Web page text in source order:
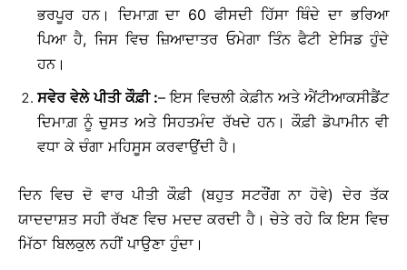
ਭਰਪੂਰ ਹਨ। ਦਿਮਾਗ਼ ਦਾ 60 ਫੀਸਦੀ ਹਿੱਸਾ ਥਿੰਦੇ ਦਾ ਭਰਿਆ
ਪਿਆ ਹੈ, ਜਿਸ ਵਿਚ ਜ਼ਿਆਦਾਤਰ ਓਮੇਗਾ ਤਿੰਨ ਫੈਟੀ ਏਸਿਡ ਹੁੰਦੇ
ਹਨ।
ਸਵੇਰ ਵੇਲੇ ਪੀਤੀ ਕੌਫ਼ੀ:– ਇਸ ਵਿਚਲੀ ਕੇਫ਼ੀਨ ਅਤੇ ਐਂਟੀਆਕਸੀਡੈਂਟ
ਦਿਮਾਗ਼ ਨੂੰ ਚੁਸਤ ਅਤੇ ਸਿਹਤਮੰਦ ਰੱਖਦੇ ਹਨ। ਕੌਫ਼ੀ ਡੋਪਾਮੀਨ ਵੀ
ਵਧਾ ਕੇ ਚੰਗਾ ਮਹਿਸੂਸ ਕਰਵਾਉਂਦੀ ਹੈ।
ਦਿਨ ਵਿਚ ਦੋ ਵਾਰ ਪੀਤੀ ਕੌਫ਼ੀ (ਬਹੁਤ ਸਟਰੌਂਗ ਨਾ ਹੋਵੇ) ਦੇਰ ਤੱਕ
ਯਾਦਦਾਸ਼ਤ ਸਹੀ ਰੱਖਣ ਵਿਚ ਮਦਦ ਕਰਦੀ ਹੈ। ਚੇਤੇ ਰਹੇ ਕਿ ਇਸ ਵਿਚ
ਮਿੱਠਾ ਬਿਲਕੁਲ ਨਹੀਂ ਪਾਉਣਾ ਹੁੰਦਾ।